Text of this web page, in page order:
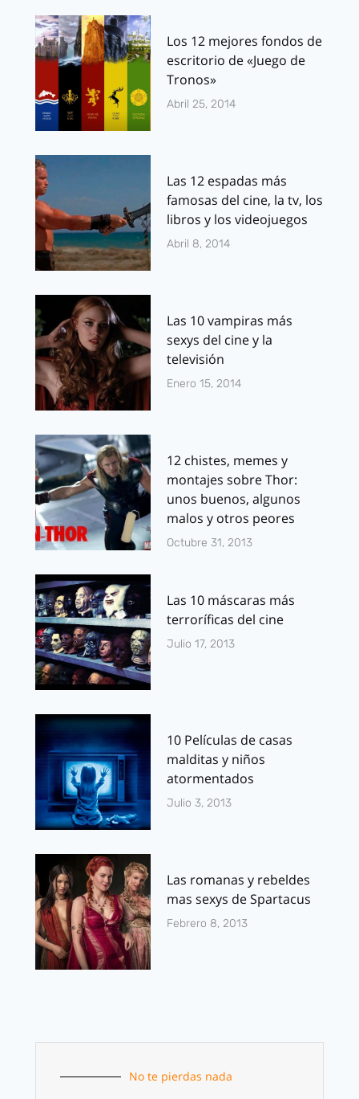
Los 12 mejores fondos de
escritorio de «Juego de
Tronos»
Abril 25, 2014
Las 12 espadas más
famosas del cine, la tv, los
libros y los videojuegos
Abril 8, 2014
Las 10 vampiras más
sexys del cine y la
televisión
Enero 15, 2014
12 chistes, memes y
montajes sobre Thor:
unos buenos, algunos
malos y otros peores
Octubre 31, 2013
Las 10 máscaras más
terroríficas del cine
Julio 17, 2013
10 Películas de casas
malditas y niños
atormentados
Julio 3, 2013
Las romanas y rebeldes
mas sexys de Spartacus
Febrero 8, 2013
No te pierdas nada